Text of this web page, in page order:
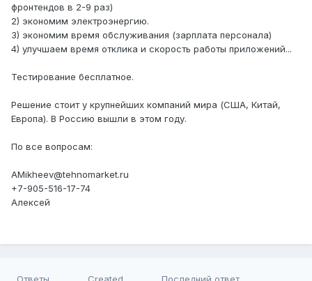
фронтендов в 2-9 раз)
2) экономим электроэнергию.
3) экономим время обслуживания (зарплата персонала)
4) улучшаем время отклика и скорость работы приложений...
Тестирование бесплатное.
Решение стоит у крупнейших компаний мира (США, Китай,
Европа). В Россию вышли в этом году.
По все вопросам:
AMikheev@tehnomarket.ru
+7-905-516-17-74
Алексей